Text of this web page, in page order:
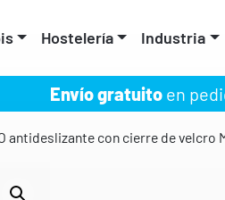
Hostelería Industria
Envío gratuito en
antideslizante con cierre de velcro